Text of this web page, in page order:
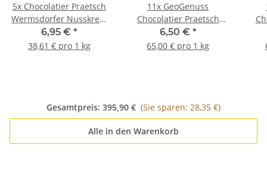
5x Chocolatier Praetsch
Wermsdorfer Nusskrem
Bio 180g
6,95 € *
38,61 € pro 1 kg
11x GeoGenuss
Chocolatier Praetsch
Tafel Vollmilch "Zarter
Apfeltraum" á 100 g
6,50 € *
65,00 € pro 1 kg
Gesamtpreis: 395,90 € (Sie sparen: 28,35 €)
Alle in den Warenkorb